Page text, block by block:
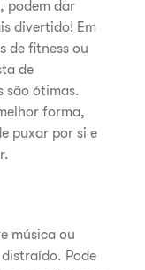
podem dar
divertido! Em
de fitness ou
de
são ótimas.
forma,
puxar por si e
música ou
Pode